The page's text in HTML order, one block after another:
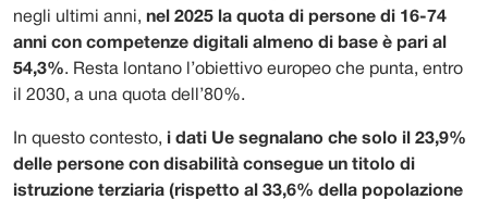
negli ultimi anni, nel 2025 la quota di persone di 16-74
anni con competenze digitali almeno di base è pari al
54,3%. Resta lontano l’obiettivo europeo che punta, entro
il 2030, a una quota dell’80%.
In questo contesto, i dati Ue segnalano che solo il 23,9%
delle persone con disabilità consegue un titolo di
istruzione terziaria (rispetto al 33,6% della popolazione